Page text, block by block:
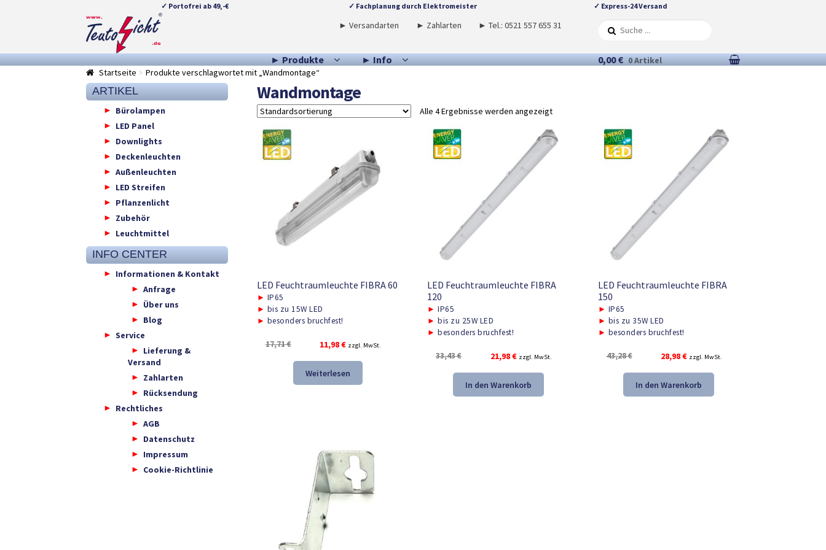
✓ Portofrei ab 49,-€ ✓ Fachplanung durch Elektromeister ✓ Express-24 Versand
Zur
Navigation
springen
Springe
zum
► Versandarten ► Zahlarten ► Tel.: 0521 557 655 31
► Produkte ► Info 0,00 € 0 Artikel
Startseite
Produkte verschlagwortet mit „Wandmontage“
Wandmontage
Alle 4 Ergebnisse werden angezeigt
LED Feuchtraumleuchte FIBRA 60
► IP65
► bis zu 15W LED
► besonders bruchfest!
17,71€
Ursprünglicher
war:
17,71 €
11,98€Aktueller
ist:
11,98 €.
zzgl. MwSt.
Weiterlesen
LED Feuchtraumleuchte FIBRA
120
► IP65
► bis zu 25W LED
► besonders bruchfest!
33,43€
Ursprünglicher
war:
33,43 €
21,98€Aktueller
ist:
21,98 €.
zzgl. MwSt.
In den Warenkorb
LED Feuchtraumleuchte FIBRA
150
► IP65
► bis zu 35W LED
► besonders bruchfest!
43,28€
Ursprünglicher
war:
43,28 €
28,98€Aktueller
ist:
28,98 €.
zzgl. MwSt.
In den Warenkorb
ARTIKEL
Bürolampen
LED Panel
Downlights
Deckenleuchten
Außenleuchten
LED Streifen
Pflanzenlicht
Zubehör
Leuchtmittel
INFO CENTER
Informationen & Kontakt
Anfrage
Über uns
Blog
Service
Lieferung &
Versand
Zahlarten
Rücksendung
Rechtliches
AGB
Datenschutz
Impressum
Cookie-Richtlinie